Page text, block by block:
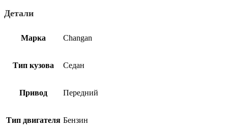
Детали
Марка Changan
Тип кузова Седан
Привод Передний
Тип двигателя Бензин